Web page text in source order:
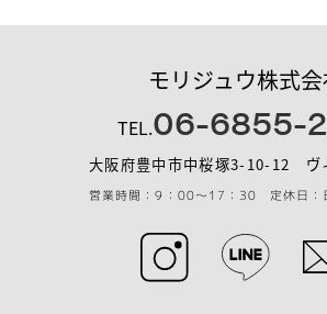
モリジュウ株式
TEL.06-6855-
大阪府豊中市中桜塚3-10-12 ヴ
営業時間：9：00～17：30 定休日：